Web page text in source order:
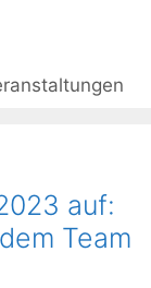
auf:
Team